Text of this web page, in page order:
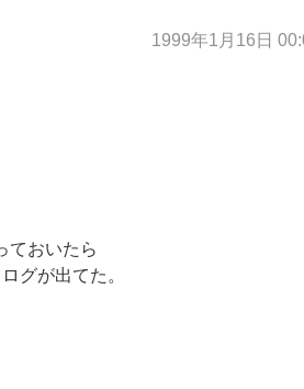
1999年1月16日
ておいたら
グが出てた。